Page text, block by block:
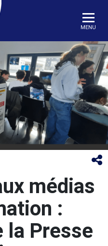
MENU
médias
:
la Presse